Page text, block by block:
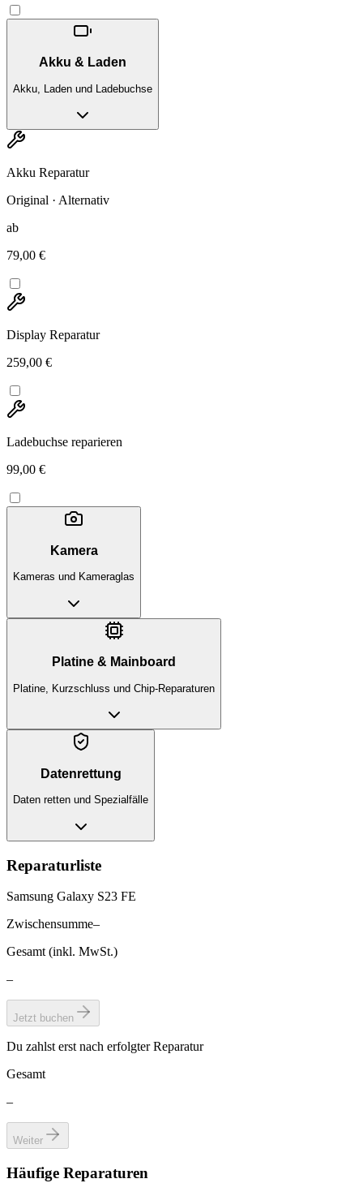
Akku & Laden
Akku, Laden und Ladebuchse
Akku Reparatur
Original · Alternativ
ab
79,00 €
Display Reparatur
259,00 €
Ladebuchse reparieren
99,00 €
Kamera
Kameras und Kameraglas
Platine & Mainboard
Platine, Kurzschluss und Chip-Reparaturen
Datenrettung
Daten retten und Spezialfälle
Reparaturliste
Samsung Galaxy S23 FE
Zwischensumme–
Gesamt (inkl. MwSt.)
–
Jetzt buchen
Du zahlst erst nach erfolgter Reparatur
Gesamt
–
Weiter
Häufige Reparaturen